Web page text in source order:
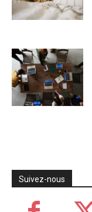
Suivez-nous